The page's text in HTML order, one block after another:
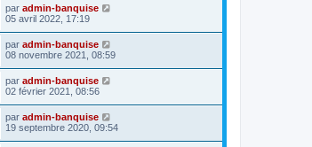
par admin-banquise
05 avril 2022, 17:19
par admin-banquise
08 novembre 2021, 08:59
par admin-banquise
02 février 2021, 08:56
par admin-banquise
19 septembre 2020, 09:54